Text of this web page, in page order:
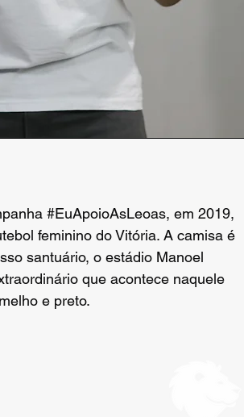
#EuApoioAsLeoas, em 2019,
feminino do Vitória. A camisa é
santuário, o estádio Manoel
que acontece naquele
e preto.